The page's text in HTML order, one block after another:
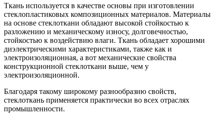
Ткань используется в качестве основы при изготовлении
стеклопластиковых композиционных материалов. Материалы
на основе стеклоткани обладают высокой стойкостью к
разложению и механическому износу, долговечностью,
стойкостью к воздействию влаги. Ткань обладает хорошими
диэлектрическими характеристиками, также как и
электроизоляционная, а вот механические свойства
конструкционной стеклоткани выше, чем у
электроизоляционной.
Благодаря такому широкому разнообразию свойств,
стеклоткань применяется практически во всех отраслях
промышленности.